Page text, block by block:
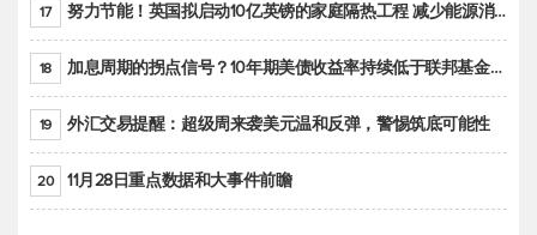
17 努力节能！英国拟启动10亿英镑的家庭隔热工程 减少能源消耗
18 加息周期的拐点信号？10年期美债收益率持续低于联邦基金利率目标区间
19 外汇交易提醒：超级周来袭美元温和反弹，警惕筑底可能性
20 11月28日重点数据和大事件前瞻